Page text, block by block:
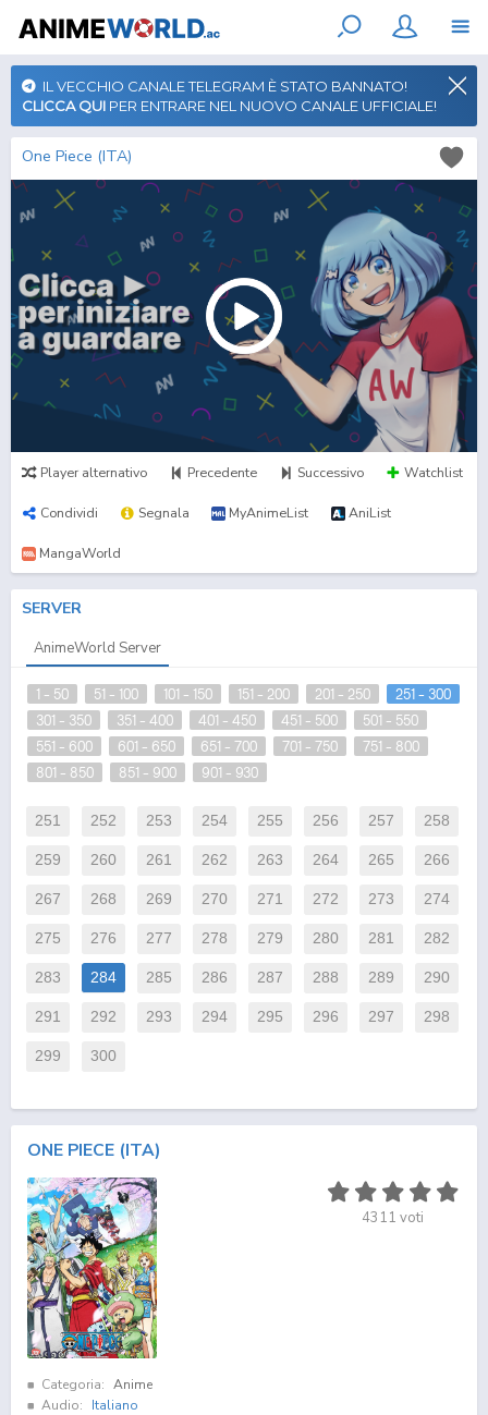
IL VECCHIO CANALE TELEGRAM È STATO BANNATO!
CLICCA QUI PER ENTRARE NEL NUOVO CANALE UFFICIALE!
One Piece (ITA)
Player alternativo Precedente Successivo Watchlist
Condividi Segnala MyAnimeList AniList
MangaWorld
SERVER
AnimeWorld Server
1 - 50 51 - 100 101 - 150 151 - 200 201 - 250
251 - 300
301 - 350
351 - 400 401 - 450 451 - 500
501 - 550
551 - 600
601 - 650 651 - 700 701 - 750
751 - 800
801 - 850
851 - 900 901 - 930
251 252 253 254 255 256 257 258
259 260 261 262 263 264 265 266
267 268 269 270 271 272 273 274
275 276 277 278 279 280 281 282
283 284 285 286 287 288 289 290
291 292 293 294 295 296 297 298
299 300
ONE PIECE (ITA)
4311 voti
Categoria: Anime
Audio:
Italiano